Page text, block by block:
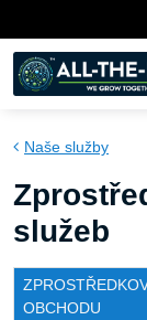
Naše služby
služeb
OBCHODU